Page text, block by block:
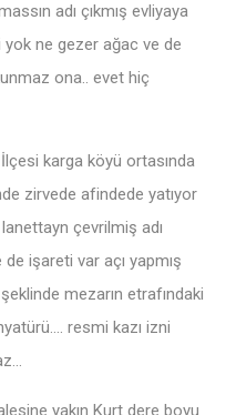
adı çıkmış evliyaya
ne gezer ağac ve de
ona.. evet hiç
karga köyü ortasında
zirvede afindede yatıyor
çevrilmiş adı
işareti var açı yapmış
mezarın etrafındaki
resmi kazı izni
yakın Kurt dere boyu